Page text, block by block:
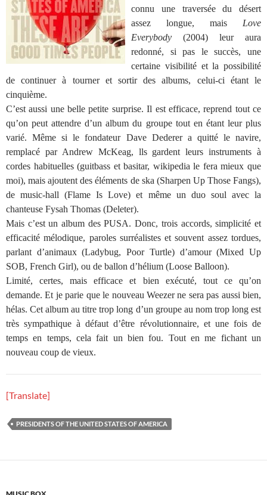
connu une traversée du désert
assez longue, mais Love
Everybody (2004) leur aura
redonné, si pas le succès, une
certaine visibilité et la possibilité
de continuer à tourner et sortir des albums, celui-ci étant le
cinquième.
C’est aussi une belle petite surprise. Il est efficace, reprend tout ce
qu’on peut attendre d’un album du groupe tout en étant leur plus
varié. Même si le fondateur Dave Dederer a quitté le navire,
remplacé par Andrew McKeag, lls gardent leurs instruments à
cordes habituelles (guitbass et basitar, wikipedia le fera mieux que
moi), mais ajoutent des éléments de ska (Sharpen Up Those Fangs),
de music-hall (Flame Is Love) et même un duo soul avec la
chanteuse Fysah Thomas (Deleter).
Mais c’est un album des PUSA. Donc, trois accords, simplicité et
efficacité mélodique, paroles surréalistes et souvent assez tordues,
parlant d’animaux (Ladybug, Poor Turtle) d’amour (Mixed Up
SOB, French Girl), ou de ballon d’hélium (Loose Balloon).
Limité, certes, mais efficace et bien exécuté, tout ce qu’on
demande. Et je parie que le nouveau Weezer ne sera pas aussi bien,
hélas. Cet album au titre trop long d’un groupe au nom trop long est
très sympathique à défaut d’être révolutionnaire, et une fois de
temps en temps, cela fait un bien fou. Tout en me fichant un
nouveau coup de vieux.
[Translate]
PRESIDENTS OF THE UNITED STATES OF AMERICA